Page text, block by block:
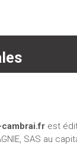
cambrai.fr est
SAS au